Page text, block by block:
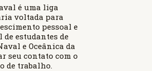
é uma liga
voltada para
pessoal e
estudantes de
e Oceânica da
seu contato com o
de trabalho.